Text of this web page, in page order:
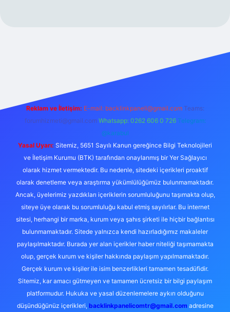
Reklam ve İletişim: E-mail: backlinkpaneli@gmail.com Teams:
forumhizmeti@gmail.com Whatsapp: 0262 606 0 726 Telegram:
@karabul
Yasal Uyarı: Sitemiz, 5651 Sayılı Kanun gereğince Bilgi Teknolojileri
ve İletişim Kurumu (BTK) tarafından onaylanmış bir Yer Sağlayıcı
olarak hizmet vermektedir. Bu nedenle, sitedeki içerikleri proaktif
olarak denetleme veya araştırma yükümlülüğümüz bulunmamaktadır.
Ancak, üyelerimiz yazdıkları içeriklerin sorumluluğunu taşımakta olup,
siteye üye olarak bu sorumluluğu kabul etmiş sayılırlar. Bu internet
sitesi, herhangi bir marka, kurum veya şahıs şirketi ile hiçbir bağlantısı
bulunmamaktadır. Sitede yalnızca kendi hazırladığımız makaleler
paylaşılmaktadır. Burada yer alan içerikler haber niteliği taşımamakta
olup, gerçek kurum ve kişiler hakkında paylaşım yapılmamaktadır.
Gerçek kurum ve kişiler ile isim benzerlikleri tamamen tesadüfidir.
Sitemiz, kar amacı gütmeyen ve tamamen ücretsiz bir bilgi paylaşım
platformudur. Hukuka ve yasal düzenlemelere aykırı olduğunu
düşündüğünüz içerikleri, backlinkpanelicomtr@gmail.comadresine